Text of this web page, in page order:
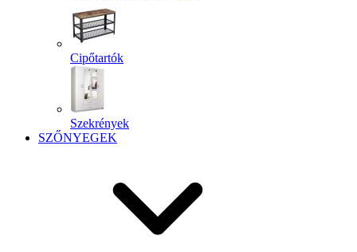
Cipőtartók
Szekrények
SZŐNYEGEK